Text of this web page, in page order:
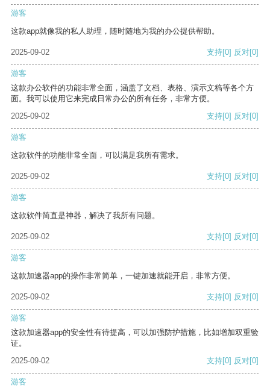
游客
这款app就像我的私人助理，随时随地为我的办公提供帮助。
2025-09-02 支持[0] 反对[0]
游客
这款办公软件的功能非常全面，涵盖了文档、表格、演示文稿等各个方
面。我可以使用它来完成日常办公的所有任务，非常方便。
2025-09-02
支持[0] 反对[0]
游客
这款软件的功能非常全面，可以满足我所有需求。
2025-09-02 支持[0] 反对[0]
游客
这款软件简直是神器，解决了我所有问题。
2025-09-02 支持[0] 反对[0]
游客
这款加速器app的操作非常简单，一键加速就能开启，非常方便。
2025-09-02 支持[0] 反对[0]
游客
这款加速器app的安全性有待提高，可以加强防护措施，比如增加双重验
证。
2025-09-02
支持[0] 反对[0]
游客